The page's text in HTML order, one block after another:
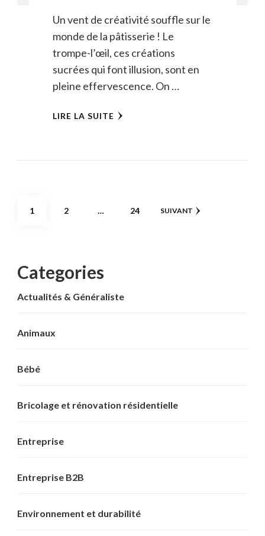
Un vent de créativité souffle sur le
monde de la pâtisserie ! Le
trompe-l’œil, ces créations
sucrées qui font illusion, sont en
pleine effervescence. On …
LIRE LA SUITE
Pagination
PAGE
1 PAGE
2 … PAGE
24 SUIVANT
Categories
Actualités & Généraliste
Animaux
Bébé
Bricolage et rénovation résidentielle
Entreprise
Entreprise B2B
Environnement et durabilité